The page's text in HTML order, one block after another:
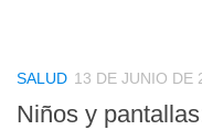
SALUD 13 DE JUNIO DE
Niños y